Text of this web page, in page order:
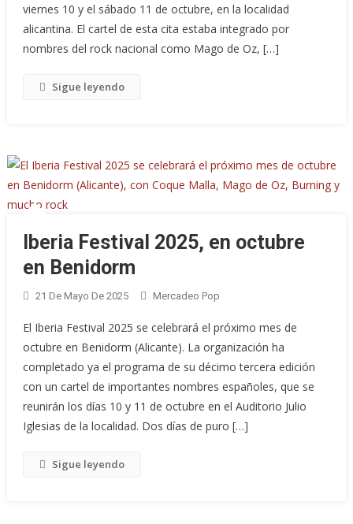
viernes 10 y el sábado 11 de octubre, en la localidad
alicantina. El cartel de esta cita estaba integrado por
nombres del rock nacional como Mago de Oz, […]
Sigue leyendo
Iberia Festival 2025, en octubre
en Benidorm
21 De Mayo De 2025 Mercadeo Pop
El Iberia Festival 2025 se celebrará el próximo mes de
octubre en Benidorm (Alicante). La organización ha
completado ya el programa de su décimo tercera edición
con un cartel de importantes nombres españoles, que se
reunirán los días 10 y 11 de octubre en el Auditorio Julio
Iglesias de la localidad. Dos días de puro […]
Sigue leyendo